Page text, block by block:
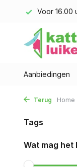
Voor 16.00
Aanbiedingen
Terug Home
Tags
Wat mag het